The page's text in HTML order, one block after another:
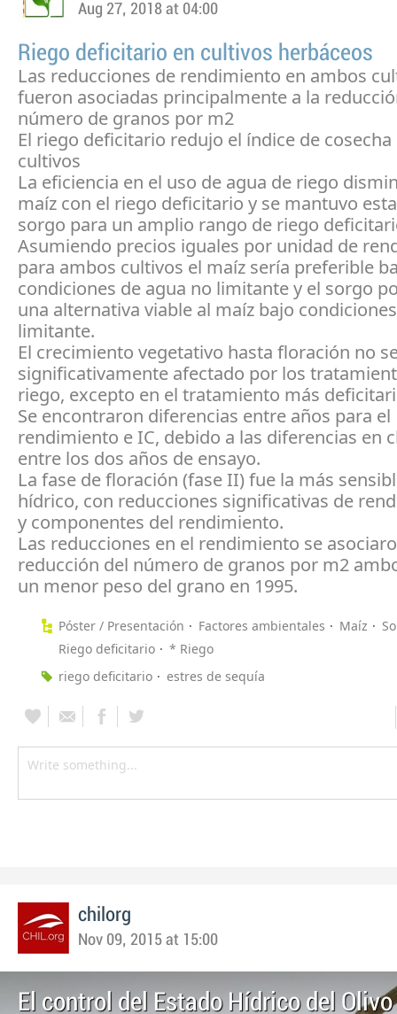
Aug 27, 2018 at 04:00
Riego deficitario en cultivos herbáceos
Las reducciones de rendimiento en ambos
fueron asociadas principalmente a la
número de granos por m2
El riego deficitario redujo el índice de
cultivos
La eficiencia en el uso de agua de riego
maíz con el riego deficitario y se mantuvo
sorgo para un amplio rango de riego
Asumiendo precios iguales por unidad de
para ambos cultivos el maíz sería preferible
condiciones de agua no limitante y el sorgo
una alternativa viable al maíz bajo
limitante.
El crecimiento vegetativo hasta floración no
significativamente afectado por los
riego, excepto en el tratamiento más
Se encontraron diferencias entre años para el
rendimiento e IC, debido a las diferencias en
entre los dos años de ensayo.
La fase de floración (fase II) fue la más
hídrico, con reducciones significativas de
y componentes del rendimiento.
Las reducciones en el rendimiento se
reducción del número de granos por m2
un menor peso del grano en 1995.
Póster / Presentación Factores ambientales Maíz
Riego deficitario
* Riego
riego deficitario
estres de sequía
chilorg
Nov 09, 2015 at 15:00
El control del Estado Hídrico del Olivo